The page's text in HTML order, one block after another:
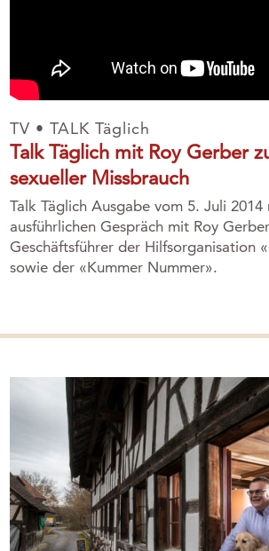
TV • TALK Täglich
Talk Täglich mit Roy Gerber
sexueller Missbrauch
Talk Täglich Ausgabe vom 5. Juli 2014
ausführlichen Gespräch mit Roy
Geschäftsführer der Hilfsorganisation
sowie der «Kummer Nummer».